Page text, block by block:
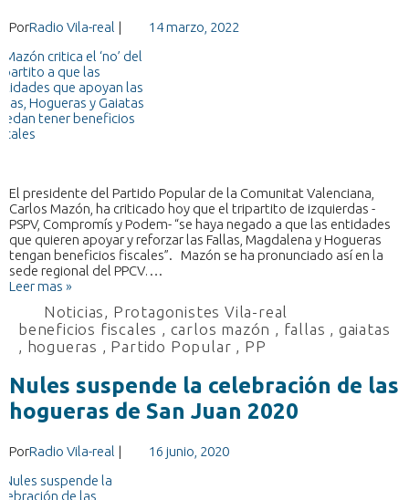
PorRadio Vila-real | 14 marzo, 2022
El presidente del Partido Popular de la Comunitat Valenciana,
Carlos Mazón, ha criticado hoy que el tripartito de izquierdas -
PSPV, Compromís y Podem- “se haya negado a que las entidades
que quieren apoyar y reforzar las Fallas, Magdalena y Hogueras
tengan beneficios fiscales”. Mazón se ha pronunciado así en la
sede regional del PPCV….
Leer mas »
Noticias, Protagonistes Vila-real
beneficios fiscales , carlos mazón , fallas , gaiatas
, hogueras , Partido Popular , PP
Nules suspende la celebración de las
hogueras de San Juan 2020
PorRadio Vila-real | 16 junio, 2020